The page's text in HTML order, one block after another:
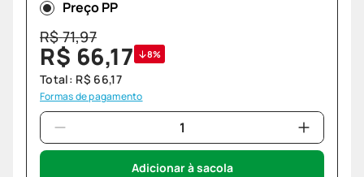
Preço PP
R$71,97
R$ 66,17 8%
Total: R$ 66,17
Formas de pagamento
Adicionar à sacola